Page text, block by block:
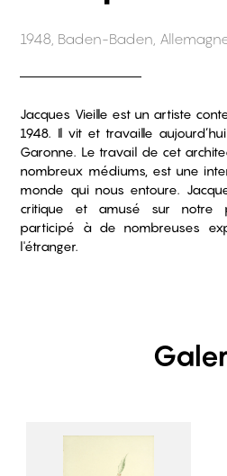
1948, Baden-Baden,
Jacques Vieille est un artiste
1948. Il vit et travaille
Garonne. Le travail de cet
nombreux médiums, est une
monde qui nous entoure.
critique et amusé sur notre
participé à de nombreuses
l'étranger.